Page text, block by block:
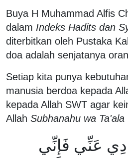
Buya H Muhammad Alfis
dalam Indeks Hadits dan
diterbitkan oleh Pustaka
doa adalah senjatanya
Setiap kita punya
manusia berdoa kepada
kepada Allah SWT agar
Allah Subhanahu wa Ta'ala
عَنِّي فَإِنِّي